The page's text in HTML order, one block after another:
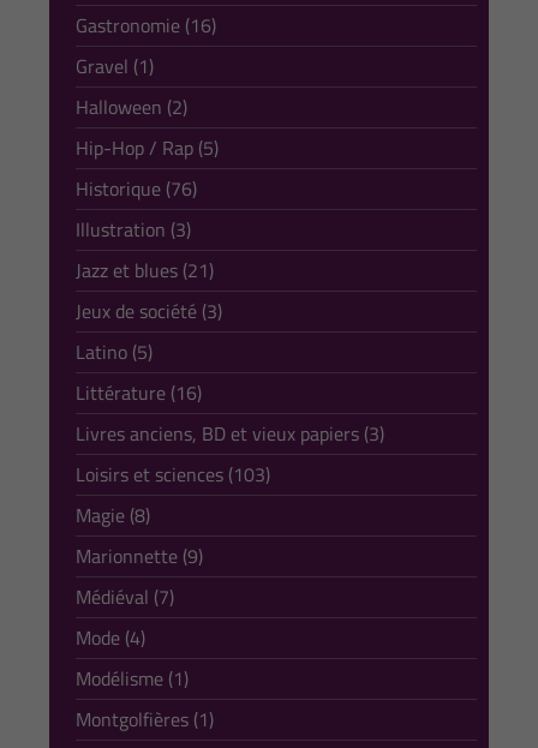
Gastronomie (16)
Gravel (1)
Halloween (2)
Hip-Hop / Rap (5)
Historique (76)
Illustration (3)
Jazz et blues (21)
Jeux de société (3)
Latino (5)
Littérature (16)
Livres anciens, BD et vieux papiers (3)
Loisirs et sciences (103)
Magie (8)
Marionnette (9)
Médiéval (7)
Mode (4)
Modélisme (1)
Montgolfières (1)